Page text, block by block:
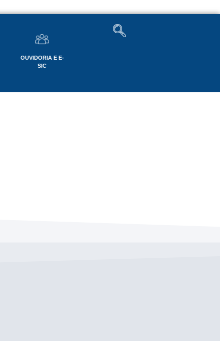
OUVIDORIA E E-
SIC